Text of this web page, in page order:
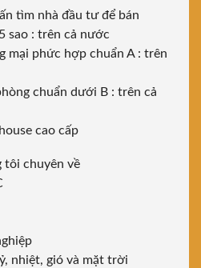
tìm nhà đầu tư để bán
sao : trên cả nước
mại phức hợp chuẩn A : trên
chuẩn dưới B : trên cả
cao cấp
tôi chuyên về
nhiệt, gió và mặt trời